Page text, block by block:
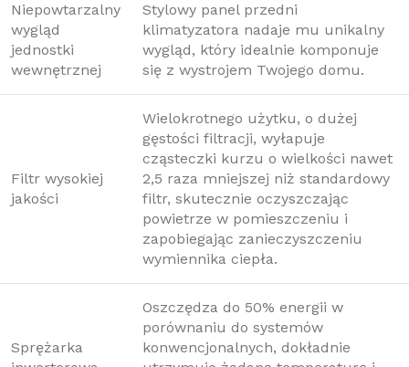
Niepowtarzalny
wygląd
jednostki
wewnętrznej
Stylowy panel przedni
klimatyzatora nadaje mu unikalny
wygląd, który idealnie komponuje
się z wystrojem Twojego domu.
Filtr wysokiej
jakości
Wielokrotnego użytku, o dużej
gęstości filtracji, wyłapuje
cząsteczki kurzu o wielkości nawet
2,5 raza mniejszej niż standardowy
filtr, skutecznie oczyszczając
powietrze w pomieszczeniu i
zapobiegając zanieczyszczeniu
wymiennika ciepła.
Sprężarka
Oszczędza do 50% energii w
porównaniu do systemów
konwencjonalnych, dokładnie